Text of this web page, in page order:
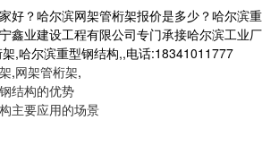
好？哈尔滨网架管桁架报价是多少？哈尔滨重
鑫业建设工程有限公司专门承接哈尔滨工业厂
,哈尔滨重型钢结构,,电话:18341011777
,网架管桁架,
结构的优势
主要应用的场景